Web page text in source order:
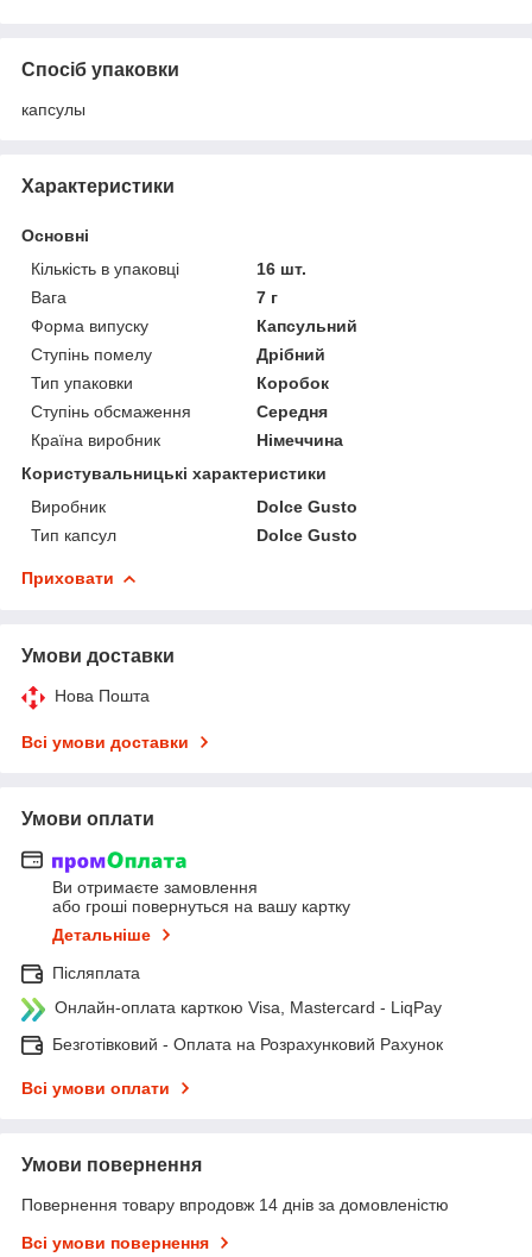
Спосіб упаковки
капсулы
Характеристики
Основні
Кількість в упаковці
16 шт.
Вага
7 г
Форма випуску
Капсульний
Ступінь помелу
Дрібний
Тип упаковки
Коробок
Ступінь обсмаження
Середня
Країна виробник
Німеччина
Користувальницькі характеристики
Виробник
Dolce Gusto
Тип капсул
Dolce Gusto
Приховати
Умови доставки
Нова Пошта
Всі умови доставки
Умови оплати
Ви отримаєте замовлення
або гроші повернуться на вашу картку
Детальніше
Післяплата
Онлайн-оплата карткою Visa, Mastercard - LiqPay
Безготівковий - Оплата на Розрахунковий Рахунок
Всі умови оплати
Умови повернення
Повернення товару впродовж 14 днів за домовленістю
Всі умови повернення